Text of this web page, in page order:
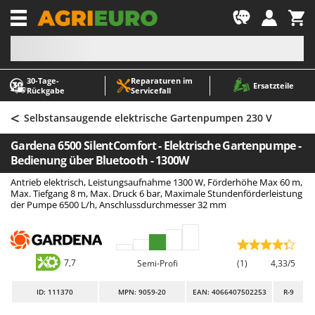
30‑Tage-
Rückgabe
Reparaturen im
Servicefall
Ersatzteile
-1
A
Abbeermaschinen - Traubenmühlen
Abfüllgeräte
Akku Gartenscheren
Akku Gras- und Strauchscheren
Akku-Stichsägen
Allzwecktransporter - Motorschubkarren
Anbaubagger Heckbagger für Traktoren
Arbeitsschutzkleidung
A
ABAC
AgriEuro Premium
AgriEuro TOP-LINE
AGT
Aima
Airmec
ALA 2000
Alce
< Selbstansaugende elektrische Gartenpumpen 230 V
Gardena 6500 SilentComfort - Elektrische Gartenpumpe -
Bedienung über Bluetooth - 1300W
Antrieb elektrisch, Leistungsaufnahme 1300 W, Förderhöhe Max 60 m,
Max. Tiefgang 8 m, Max. Druck 6 bar, Maximale Stundenförderleistung
der Pumpe 6500 L/h, Anschlussdurchmesser 32 mm
7,7 Semi-Profi (1) 4,33/5
ID: 111370 MPN: 9059-20 EAN: 4066407502253 R-9